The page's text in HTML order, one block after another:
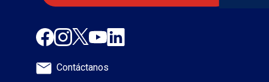
Contáctanos